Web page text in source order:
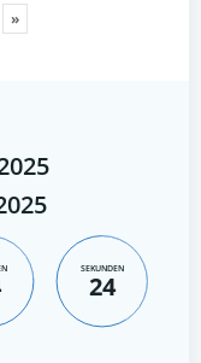
»
SEKUNDEN
23